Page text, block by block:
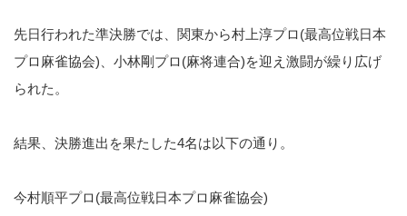
先日行われた準決勝では、関東から村上淳プロ(最高位戦日本
プロ麻雀協会)、小林剛プロ(麻将連合)を迎え激闘が繰り広げ
られた。
結果、決勝進出を果たした4名は以下の通り。
今村順平プロ(最高位戦日本プロ麻雀協会)